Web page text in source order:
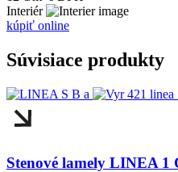
Interiér
kúpiť online
Súvisiace produkty
Stenové lamely LINEA